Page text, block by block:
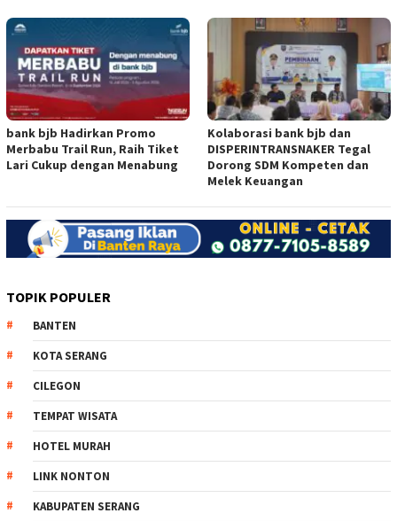
bank bjb Hadirkan Promo
Merbabu Trail Run, Raih Tiket
Lari Cukup dengan Menabung
Kolaborasi bank bjb dan
DISPERINTRANSNAKER Tegal
Dorong SDM Kompeten dan
Melek Keuangan
TOPIK POPULER
BANTEN
KOTA SERANG
CILEGON
TEMPAT WISATA
HOTEL MURAH
LINK NONTON
KABUPATEN SERANG